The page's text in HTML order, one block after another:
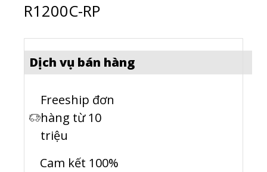
R1200C-RP
Dịch vụ bán hàng
Freeship đơn
hàng từ 10
triệu
Cam kết 100%